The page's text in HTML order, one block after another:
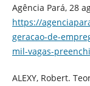
Agência Pará, 28
https://
geracao-de-
mil-vagas-
ALEXY, Robert.